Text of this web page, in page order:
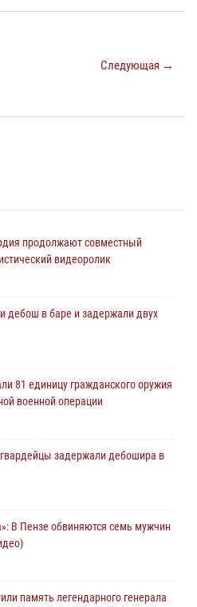
Следующая →
продолжают совместный
видеоролик
дебош в баре и задержали двух
81 единицу гражданского оружия
военной операции
задержали дебошира в
В Пензе обвиняются семь мужчин
память легендарного генерала